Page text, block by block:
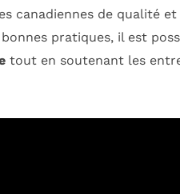
canadiennes de qualité et
pratiques, il est
tout en soutenant les